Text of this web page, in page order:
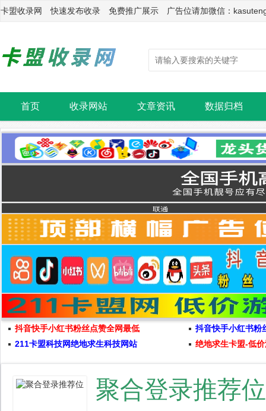
卡盟收录网 快速发布收录 免费推广展示 广告位请加微信：
首页 收录网站 文章资讯 数据归档
抖音快手小红书粉丝点赞全网最低
抖音快手小红书粉
211卡盟科技网绝地求生科技网站
绝地求生卡盟-低
聚合登录推荐位